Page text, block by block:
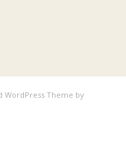
WordPress Theme by